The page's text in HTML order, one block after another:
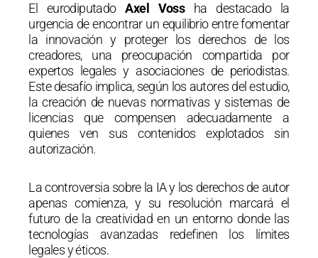
El eurodiputadoAxel Vossha destacado la
urgencia de encontrar un equilibrio entre fomentar
la innovación y proteger los derechos de los
creadores, una preocupación compartida por
expertos legales y asociaciones de periodistas.
Este desafío implica, según los autores del estudio,
la creación de nuevas normativas y sistemas de
licencias que compensen adecuadamente a
quienes ven sus contenidos explotados sin
autorización.
La controversia sobre la IA y los derechos de autor
apenas comienza, y su resolución marcará el
futuro de la creatividad en un entorno donde las
tecnologías avanzadas redefinen los límites
legales y éticos.